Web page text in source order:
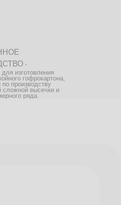
-
изготовления
гофрокартона,
производству
сложной высечки и
ряда.